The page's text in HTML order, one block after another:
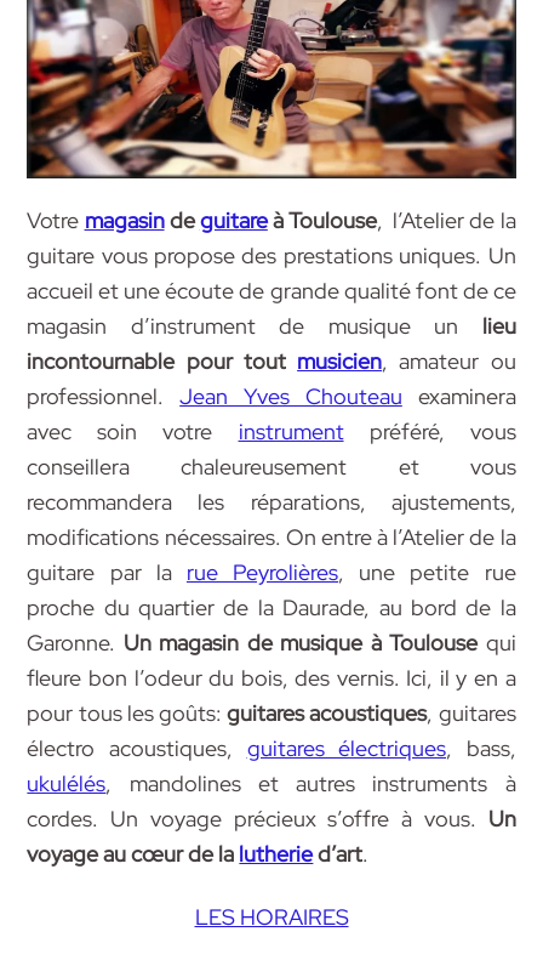
Votre magasindeguitareà Toulouse, l’Atelier de la
guitare vous propose des prestations uniques. Un
accueil et une écoute de grande qualité font de ce
magasin d’instrument de musique un lieu
incontournable pour tout musicien, amateur ou
professionnel.Jean Yves Chouteau examinera
avec soin votre instrumentpréféré, vous
conseillera chaleureusement et vous
recommandera les réparations, ajustements,
modifications nécessaires. On entre à l’Atelier de la
guitare par la rue Peyrolières, une petite rue
proche du quartier de la Daurade, au bord de la
Garonne. Un magasin de musique à Toulousequi
fleure bon l’odeur du bois, des vernis. Ici, il y en a
pour tous les goûts:guitares acoustiques, guitares
électro acoustiques, guitares électriques, bass,
ukulélés, mandolines et autres instruments à
cordes. Un voyage précieux s’offre à vous. Un
voyage au cœur de la lutheried’art.
LES HORAIRES